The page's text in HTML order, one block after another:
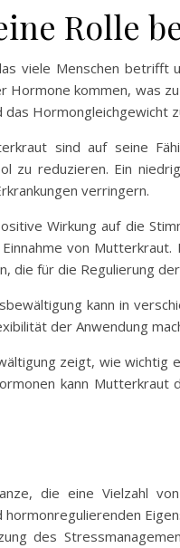
Rolle
viele Menschen betrifft
Hormone kommen, was
das Hormongleichgewicht
sind auf seine
zu reduzieren. Ein
verringern.
Wirkung auf die
von
die für die Regulierung
kann in
der Anwendung
zeigt, wie
kann
die eine Vielzahl
des